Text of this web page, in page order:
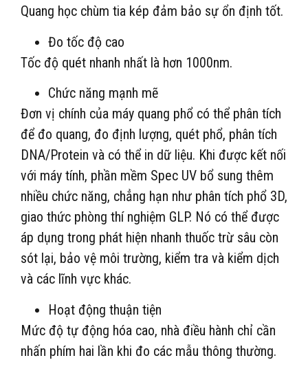
Quang học chùm tia kép đảm bảo sự ổn định tốt.
Đo tốc độ cao
Tốc độ quét nhanh nhất là hơn 1000nm.
Chức năng mạnh mẽ
Đơn vị chính của máy quang phổ có thể phân tích
để đo quang, đo định lượng, quét phổ, phân tích
DNA/Protein và có thể in dữ liệu. Khi được kết nối
với máy tính, phần mềm Spec UV bổ sung thêm
nhiều chức năng, chẳng hạn như phân tích phổ 3D,
giao thức phòng thí nghiệm GLP. Nó có thể được
áp dụng trong phát hiện nhanh thuốc trừ sâu còn
sót lại, bảo vệ môi trường, kiểm tra và kiểm dịch
và các lĩnh vực khác.
Hoạt động thuận tiện
Mức độ tự động hóa cao, nhà điều hành chỉ cần
nhấn phím hai lần khi đo các mẫu thông thường.